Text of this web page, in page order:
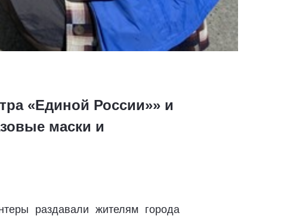
«Единой России»» и
маски и
раздавали жителям города